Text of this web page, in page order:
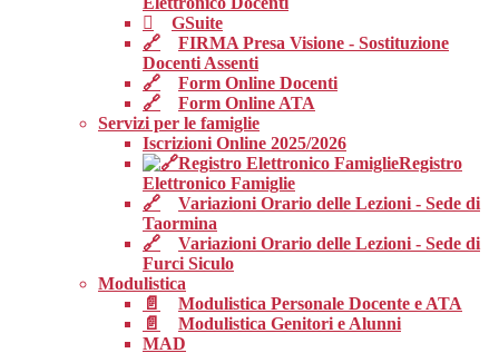
GSuite
FIRMA Presa Visione - Sostituzione
Docenti Assenti
Form Online Docenti
Form Online ATA
Servizi per le famiglie
Iscrizioni Online 2025/2026
Registro
Elettronico Famiglie
Variazioni Orario delle Lezioni - Sede di
Taormina
Variazioni Orario delle Lezioni - Sede di
Furci Siculo
Modulistica
Modulistica Personale Docente e ATA
Modulistica Genitori e Alunni
MAD